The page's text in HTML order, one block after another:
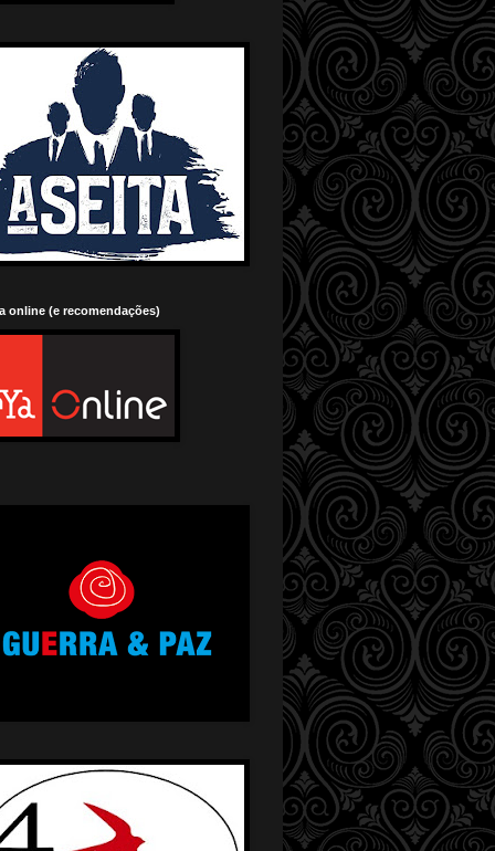
online (e recomendações)